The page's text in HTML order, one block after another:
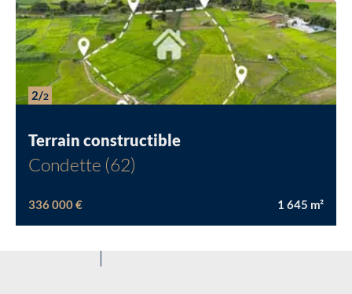
2/2
Terrain constructible
Condette (62)
336 000 € 1 645 m²